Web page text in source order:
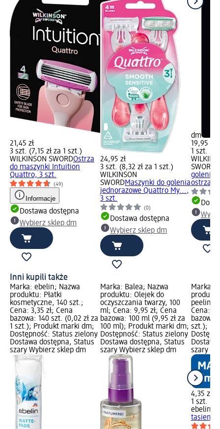
21,45 zł
3 szt. (7,15 zł za 1 szt.)
WILKINSON SWORDOstrza
do maszynki Intuition
Quattro, 3 szt.
(49)
Informacje
Dostawa dostępna
Wybierz sklep dm
24,95 zł
3 szt. (8,32 zł za 1 szt.)
WILKINSON
SWORDMaszynki do golenia
jednorazowe Quattro My...,
3 szt.
(0)
Dostawa dostępna
Wybierz sklep dm
dm
19,95 zł
1 szt.
SWORD
golenia
Inni kupili także
Marka: ebelin; Nazwa
produktu: Płatki
kosmetyczne, 140 szt.;
Cena: 3,35 zł; Cena
bazowa: 140 szt. (0,02 zł za
1 szt.); Produkt marki dm;
Dostępność: Status zielony
Dostawa dostępna, Status
szary Wybierz sklep dm
Marka: Balea; Nazwa
produktu: Olejek do
oczyszczania twarzy, 100
ml; Cena: 9,95 zł; Cena
bazowa: 100 ml (9,95 zł za
100 ml); Produkt marki dm;
Dostępność: Status zielony
Dostawa dostępna, Status
szary Wybierz sklep dm
Marka:
Cena:
bazowa:
szt.);
szary
4,35 zł
1 szt.
ebelin